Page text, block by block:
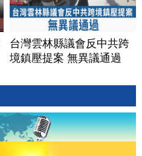
台灣雲林縣議會反中共跨
境鎮壓提案 無異議通過